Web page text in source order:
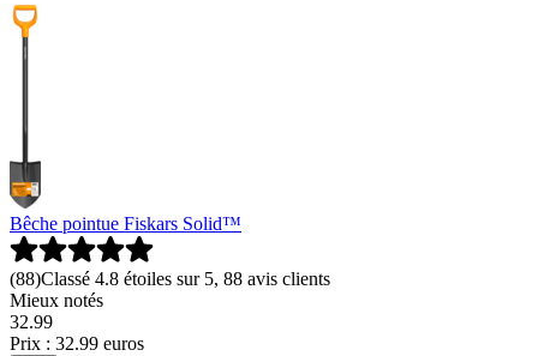
Bêche pointue Fiskars Solid™
(88)Classé 4.8 étoiles sur 5, 88 avis clients
Mieux notés
32.99
Prix : 32.99 euros